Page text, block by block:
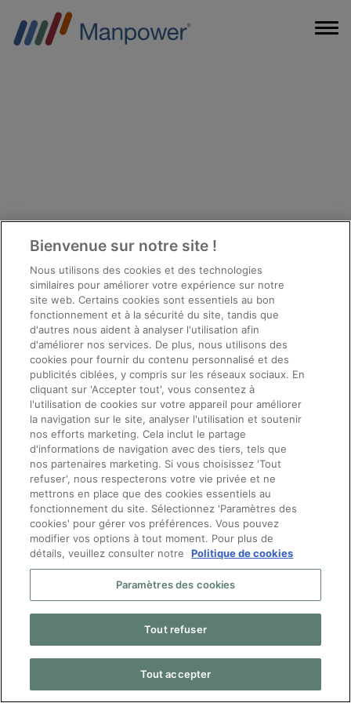
Des questions
sur le travail
chez bpost ?
Pour toute question
concernant le travail chez
bpost, n’hésite pas à
contacter nos recruteurs :
[email protected]ou
appelle le 080024343.
Nous serions heureux de
pouvoir t’aider !
Mes droits RGPD|
Politique De Confidentialité
Déclaration de
confidentialité candidats
bpost|FAQ bpost
© 2026 Bpost – Manpower Belgium
Bienvenue sur notre site !
Nous utilisons des cookies et des technologies
similaires pour améliorer votre expérience sur notre
site web. Certains cookies sont essentiels au bon
fonctionnement et à la sécurité du site, tandis que
d'autres nous aident à analyser l'utilisation afin
d'améliorer nos services. De plus, nous utilisons des
cookies pour fournir du contenu personnalisé et des
publicités ciblées, y compris sur les réseaux sociaux. En
cliquant sur 'Accepter tout', vous consentez à
l'utilisation de cookies sur votre appareil pour améliorer
la navigation sur le site, analyser l'utilisation et soutenir
nos efforts marketing. Cela inclut le partage
d'informations de navigation avec des tiers, tels que
nos partenaires marketing. Si vous choisissez 'Tout
refuser', nous respecterons votre vie privée et ne
mettrons en place que des cookies essentiels au
fonctionnement du site. Sélectionnez 'Paramètres des
cookies' pour gérer vos préférences. Vous pouvez
modifier vos options à tout moment. Pour plus de
détails, veuillez consulter notre
Politique de cookies
Paramètres des cookies
Tout refuser
Tout accepter